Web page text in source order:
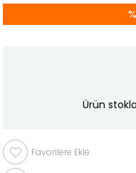
%
Ürün
Favorilere Ekle